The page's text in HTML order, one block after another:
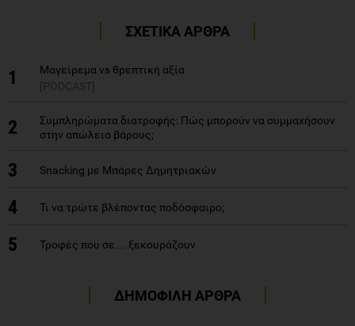
ΣΧΕΤΙΚΑ ΑΡΘΡΑ
1
Μαγείρεμα vs θρεπτική αξία
[PODCAST]
2
Συμπληρώματα διατροφής: Πώς μπορούν να συμμαχήσουν
στην απώλεια βάρους;
3 Snacking με Μπάρες Δημητριακών
4 Τι να τρώτε βλέποντας ποδόσφαιρο;
5 Τροφές που σε… ξεκουράζουν
ΔΗΜΟΦΙΛΗ ΑΡΘΡΑ